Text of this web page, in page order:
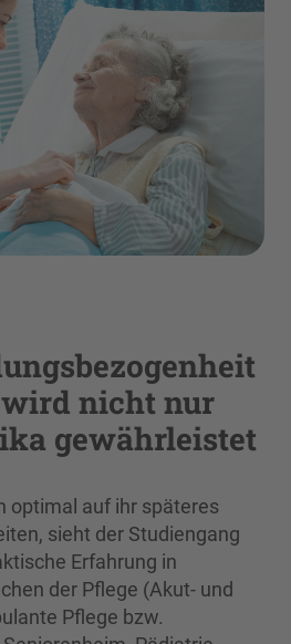
nicht nur
gewährleistet
optimal auf ihr späteres
sieht der Studiengang
Erfahrung in
der Pflege (Akut- und
Pflege bzw.